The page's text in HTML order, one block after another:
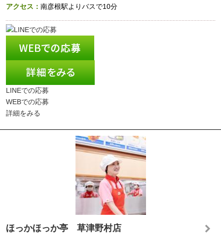
アクセス： 南彦根駅よりバスで10分
LINEでの応募
WEBでの応募
詳細をみる
ほっかほっか亭 草津野村店